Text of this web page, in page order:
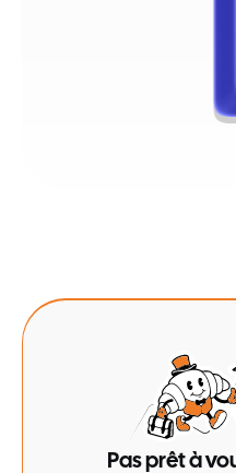
Pas prêt à